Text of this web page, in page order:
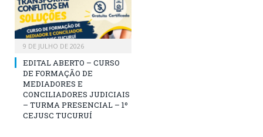
9 DE JULHO DE 2026
EDITAL ABERTO – CURSO
DE FORMAÇÃO DE
MEDIADORES E
CONCILIADORES JUDICIAIS
– TURMA PRESENCIAL – 1º
CEJUSC TUCURUÍ